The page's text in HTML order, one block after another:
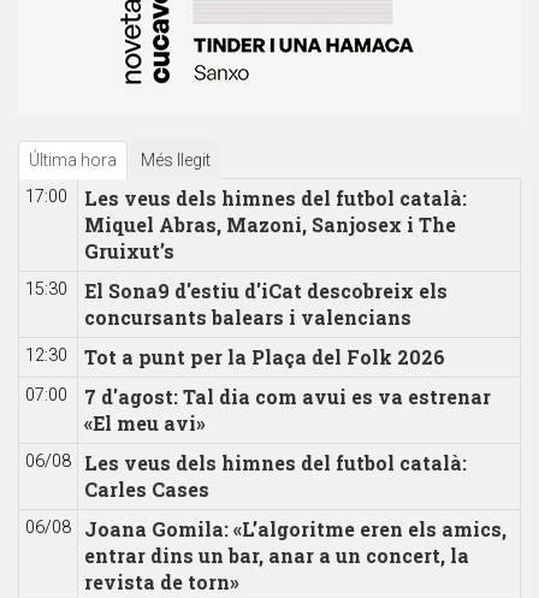
Última hora Més llegit
17:00
Les veus dels himnes del futbol català:
Miquel Abras, Mazoni, Sanjosex i The
Gruixut’s
15:30
El Sona9 d'estiu d'iCat descobreix els
concursants balears i valencians
12:30 Tot a punt per la Plaça del Folk 2026
07:00
7 d'agost: Tal dia com avui es va estrenar
«El meu avi»
06/08
Les veus dels himnes del futbol català:
Carles Cases
06/08
Joana Gomila: «L’algoritme eren els amics,
entrar dins un bar, anar a un concert, la
revista de torn»